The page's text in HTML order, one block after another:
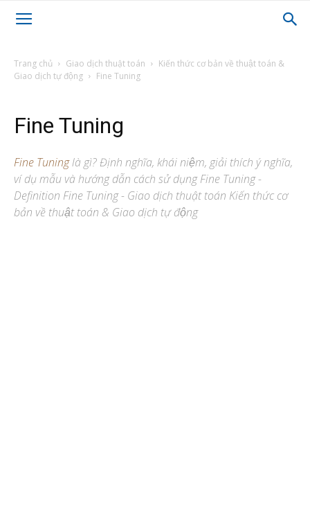
Trang chủ Giao dịch thuật toán
Kiến thức cơ bản về thuật toán &
Giao dịch tự động
Fine Tuning
Fine Tuning
Fine Tuninglà gì? Định nghĩa, khái niệm, giải thích ý nghĩa,
ví dụ mẫu và hướng dẫn cách sử dụng Fine Tuning -
Definition Fine Tuning - Giao dịch thuật toán Kiến thức cơ
bản về thuật toán & Giao dịch tự động